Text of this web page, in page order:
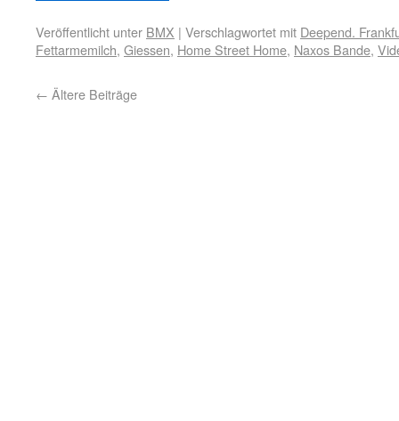
Veröffentlicht unter BMX | Verschlagwortet mit Deepend.
Fettarmemilch, Giessen, Home Street Home, Naxos Bande,
← Ältere Beiträge